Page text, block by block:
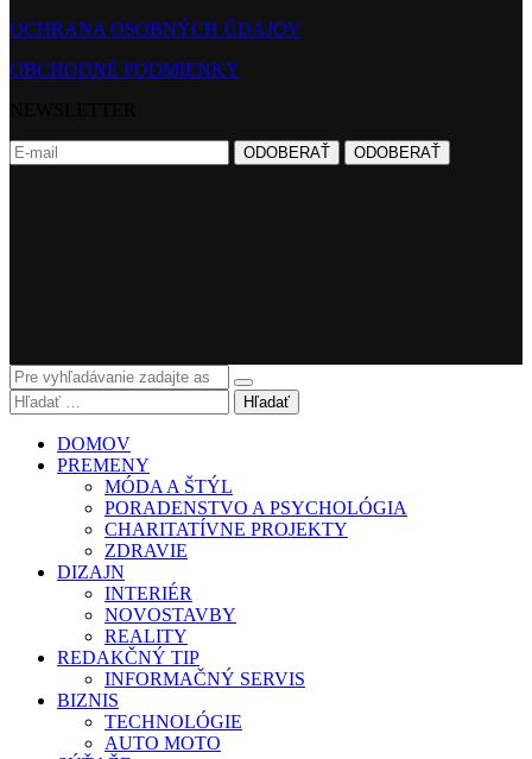
OCHRANA OSOBNÝCH ÚDAJOV
OBCHODNÉ PODMIENKY
Hľadať
DOMOV
PREMENY
MÓDA A ŠTÝL
PORADENSTVO A PSYCHOLÓGIA
CHARITATÍVNE PROJEKTY
ZDRAVIE
DIZAJN
INTERIÉR
NOVOSTAVBY
REALITY
REDAKČNÝ TIP
INFORMAČNÝ SERVIS
BIZNIS
TECHNOLÓGIE
AUTO MOTO